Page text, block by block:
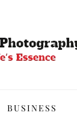
BUSINESS